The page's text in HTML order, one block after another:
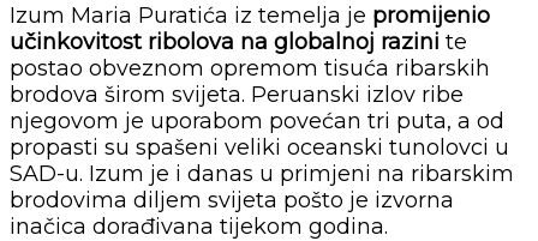
Izum Maria Puratića iz temelja je promijenio
učinkovitost ribolova na globalnoj razini te
postao obveznom opremom tisuća ribarskih
brodova širom svijeta. Peruanski izlov ribe
njegovom je uporabom povećan tri puta, a od
propasti su spašeni veliki oceanski tunolovci u
SAD-u. Izum je i danas u primjeni na ribarskim
brodovima diljem svijeta pošto je izvorna
inačica dorađivana tijekom godina.